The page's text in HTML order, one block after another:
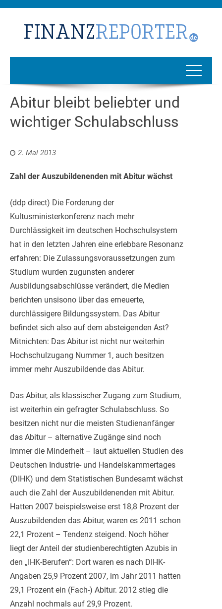
Abitur bleibt beliebter und
wichtiger Schulabschluss
2. Mai 2013
Zahl der Auszubildenenden mit Abitur wächst
(ddp direct) Die Forderung der
Kultusministerkonferenz nach mehr
Durchlässigkeit im deutschen Hochschulsystem
hat in den letzten Jahren eine erlebbare Resonanz
erfahren: Die Zulassungsvoraussetzungen zum
Studium wurden zugunsten anderer
Ausbildungsabschlüsse verändert, die Medien
berichten unsisono über das erneuerte,
durchlässigere Bildungssystem. Das Abitur
befindet sich also auf dem absteigenden Ast?
Mitnichten: Das Abitur ist nicht nur weiterhin
Hochschulzugang Nummer 1, auch besitzen
immer mehr Auszubildende das Abitur.
Das Abitur, als klassischer Zugang zum Studium,
ist weiterhin ein gefragter Schulabschluss. So
besitzen nicht nur die meisten Studienanfänger
das Abitur – alternative Zugänge sind noch
immer die Minderheit – laut aktuellen Studien des
Deutschen Industrie- und Handelskammertages
(DIHK) und dem Statistischen Bundesamt wächst
auch die Zahl der Auszubildenenden mit Abitur.
Hatten 2007 beispielsweise erst 18,8 Prozent der
Auszubildenden das Abitur, waren es 2011 schon
22,1 Prozent – Tendenz steigend. Noch höher
liegt der Anteil der studienberechtigten Azubis in
den „IHK-Berufen“: Dort waren es nach DIHK-
Angaben 25,9 Prozent 2007, im Jahr 2011 hatten
29,1 Prozent ein (Fach-) Abitur. 2012 stieg die
Anzahl nochmals auf 29,9 Prozent.